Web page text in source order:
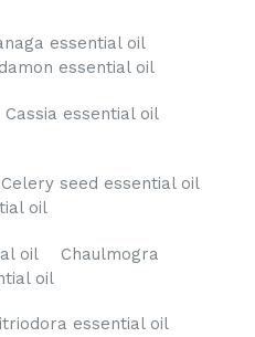
essential oil
essential oil
essential oil
seed essential oil
oil
oil Chaulmogra
oil
essential oil